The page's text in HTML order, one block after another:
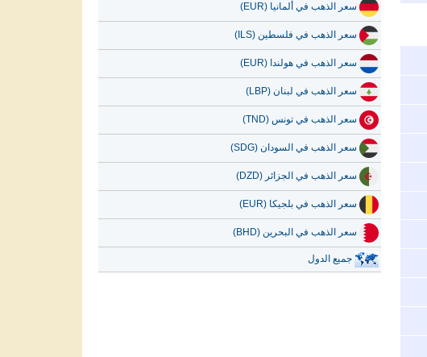
سعر الذهب في ألمانيا (EUR)
سعر الذهب في فلسطين (ILS)
سعر الذهب في هولندا (EUR)
سعر الذهب في لبنان (LBP)
سعر الذهب في تونس (TND)
سعر الذهب في السودان (SDG)
سعر الذهب في الجزائر (DZD)
سعر الذهب في بلجيكا (EUR)
سعر الذهب في البحرين (BHD)
جميع الدول